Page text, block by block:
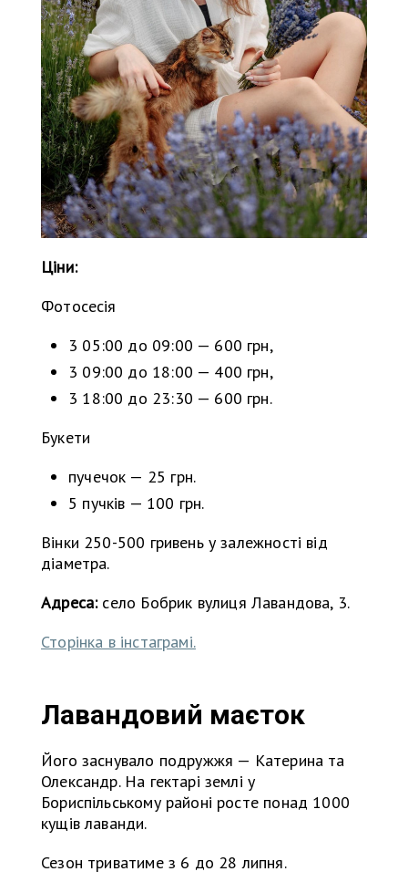
Ціни:
Фотосесія
3 05:00 до 09:00 — 600 грн,
3 09:00 до 18:00 — 400 грн,
3 18:00 до 23:30 — 600 грн.
Букети
пучечок — 25 грн.
5 пучків — 100 грн.
Вінки 250-500 гривень у залежності від
діаметра.
Адреса:село Бобрик вулиця Лавандова, 3.
Сторінка в інстаграмі.
Лавандовий маєток
Його заснувало подружжя — Катерина та
Олександр. На гектарі землі у
Бориспільському районі росте понад 1000
кущів лаванди.
Сезон триватиме з 6 до 28 липня.